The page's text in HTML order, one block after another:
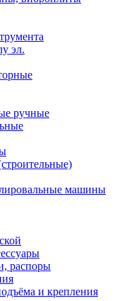
эл.
ручные
машины
распоры
и крепления